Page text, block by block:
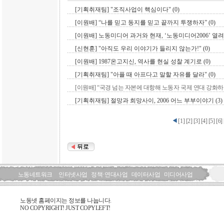
[기획취재팀] "조직사업이 핵심이다" (0)
[이원배] “나를 믿고 동지를 믿고 끝까지 투쟁하자” (0)
[이원배] 노동미디어 과거와 현재, ‘노동미디어2006’ 열
[신현훈] "아직도 우리 이야기가 들리지 않는가!" (0)
[이원배] 1987온고지신, 역사를 현실 성찰 계기로 (0)
[기획취재팀] "아플 때 아프다고 말할 자유를 달라" (0)
[이원배] “국경 넘는 자본에 대항해 노동자 국제 연대 강화하
[기획취재팀] 절망과 희망사이, 2006 어느 부부이야기 (3)
[1] [2] [3] [4] [5] [6]
노동네트워크 인터넷사업 정책·연대사업 데이터사업 미디어사업
노동넷 홈페이지는 정보를 나눕니다.
NO COPYRIGHT! JUST COPYLEFT!